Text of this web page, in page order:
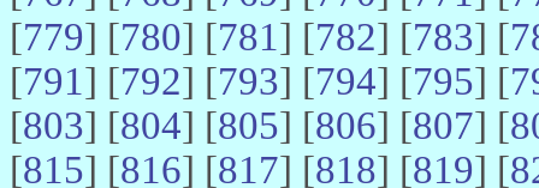
[779] [780] [781] [782] [783] [
[791] [792] [793] [794] [795] [
[803] [804] [805] [806] [807] [
[815] [816] [817] [818] [819] [